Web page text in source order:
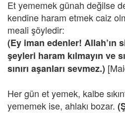
Et yememek günah değilse
kendine haram etmek caiz
meali şöyledir:
(Ey iman edenler! Allah’ın
şeyleri haram kılmayın ve
sınırı aşanları sevmez.)
Her gün et yemek, kalbe
yememek ise, ahlakı bozar.